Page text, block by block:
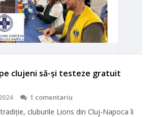
clujeni să-şi testeze gratuit
1 comentariu
cluburile Lions din Cluj-Napoca îi